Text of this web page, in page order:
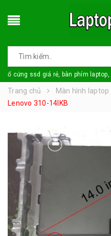
ổ cứng ssd giá rẻ, bàn phím
Trang chủ Màn hình laptop
Lenovo 310-14IKB